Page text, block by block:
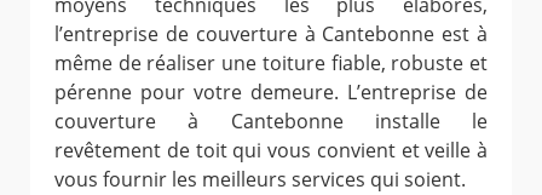
l’entreprise de couverture à Cantebonne est à
même de réaliser une toiture fiable, robuste et
pérenne pour votre demeure. L’entreprise de
couverture à Cantebonne installe le
revêtement de toit qui vous convient et veille à
vous fournir les meilleurs services qui soient.